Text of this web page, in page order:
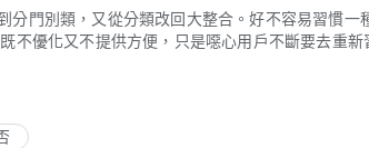
分門別類，又從分類改回大整合。好不容易習慣一
不優化又不提供方便，只是噁心用戶不斷要去重